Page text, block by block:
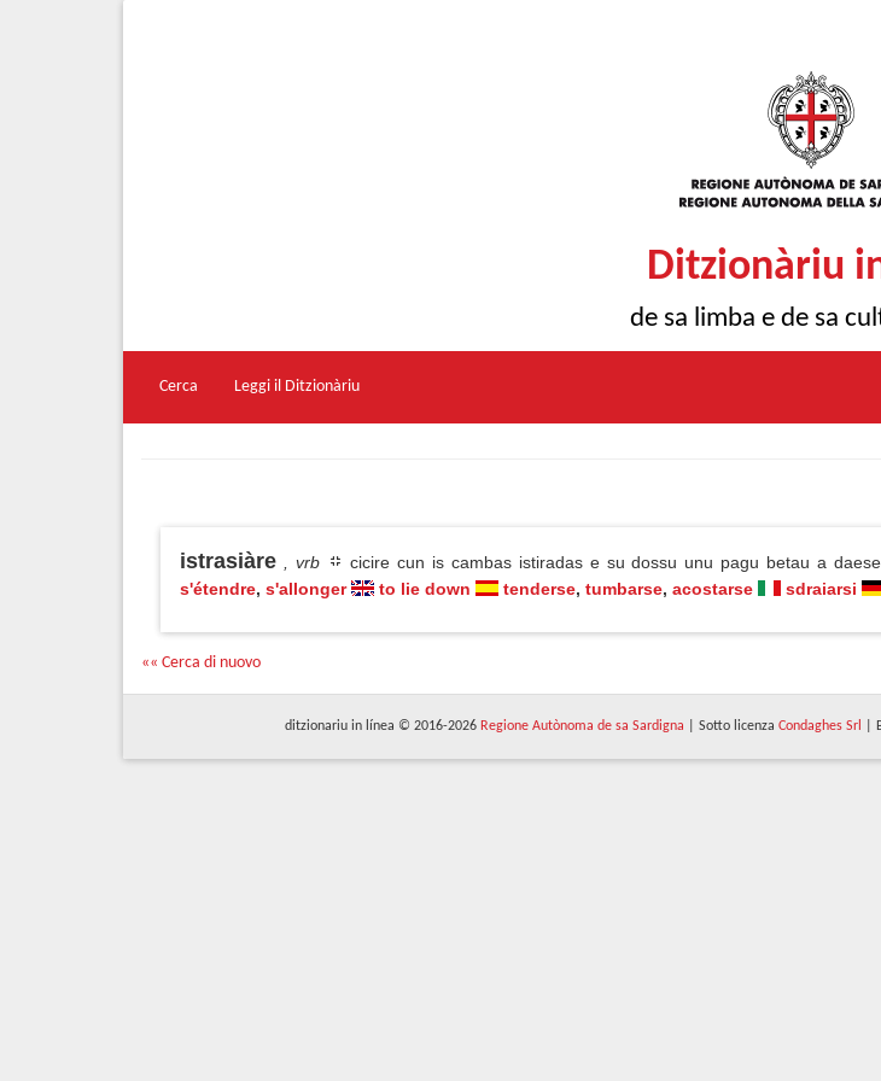
Ditzionàriu
de sa limba e de sa
Cerca Leggi il Ditzionàriu
istrasiàre , vrb cicire cun is cambas istiradas e su dossu unu pagu betau a
s'étendre, s'allonger to lie down tenderse, tumbarse, acostarse sdraiarsi
«« Cerca di nuovo
ditzionariu in línea © 2016-2026 Regione Autònoma de sa Sardigna | Sotto licenza Condaghes Srl |